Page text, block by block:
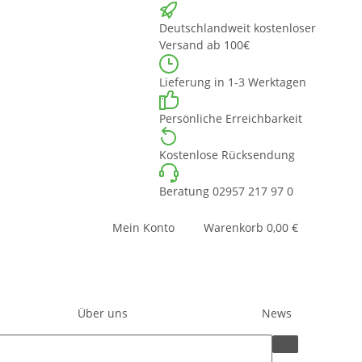
Deutschlandweit kostenloser
Versand ab 100€
Lieferung in 1-3 Werktagen
Persönliche Erreichbarkeit
Kostenlose Rücksendung
Beratung 02957 217 97 0
Mein Konto Warenkorb 0,00 €
Über uns News